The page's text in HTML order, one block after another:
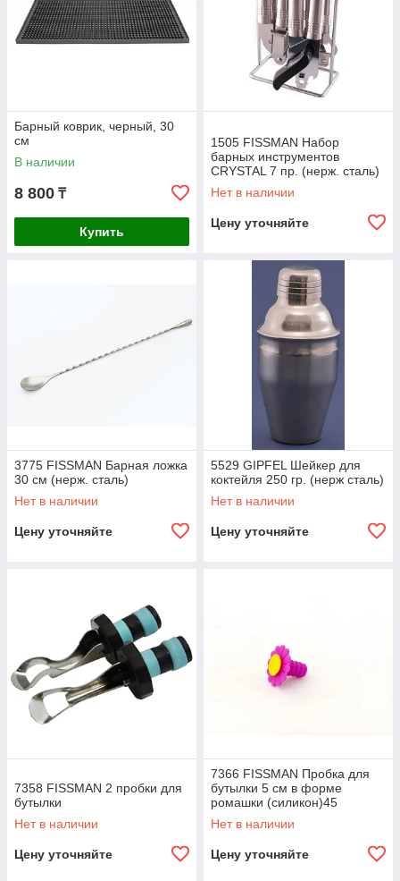
Барный коврик, черный, 30
см
В наличии
8 800 ₸
Купить
1505 FISSMAN Набор
барных инструментов
CRYSTAL 7 пр. (нерж. сталь)
Нет в наличии
Цену уточняйте
3775 FISSMAN Барная ложка
30 см (нерж. сталь)
Нет в наличии
Цену уточняйте
5529 GIPFEL Шейкер для
коктейля 250 гр. (нерж сталь)
Нет в наличии
Цену уточняйте
7358 FISSMAN 2 пробки для
бутылки
Нет в наличии
Цену уточняйте
7366 FISSMAN Пробка для
бутылки 5 см в форме
ромашки (силикон)45
Нет в наличии
Цену уточняйте